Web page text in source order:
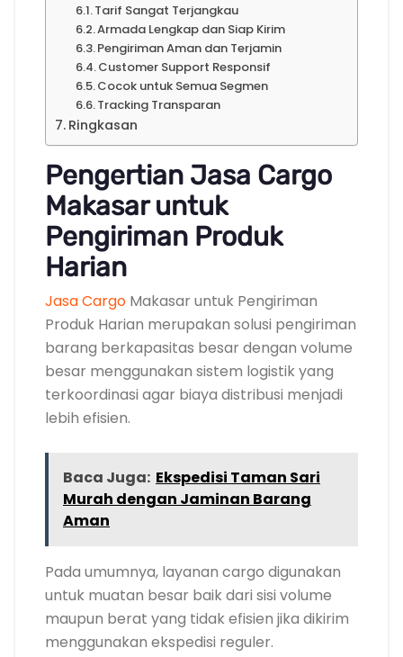
Tarif Sangat Terjangkau
Armada Lengkap dan Siap Kirim
Pengiriman Aman dan Terjamin
Customer Support Responsif
Cocok untuk Semua Segmen
Tracking Transparan
Ringkasan
Pengertian Jasa Cargo
Makasar untuk
Pengiriman Produk
Harian
Jasa Cargo Makasar untuk Pengiriman
Produk Harian merupakan solusi pengiriman
barang berkapasitas besar dengan volume
besar menggunakan sistem logistik yang
terkoordinasi agar biaya distribusi menjadi
lebih efisien.
Baca Juga: Ekspedisi Taman Sari
Murah dengan Jaminan Barang
Aman
Pada umumnya, layanan cargo digunakan
untuk muatan besar baik dari sisi volume
maupun berat yang tidak efisien jika dikirim
menggunakan ekspedisi reguler.